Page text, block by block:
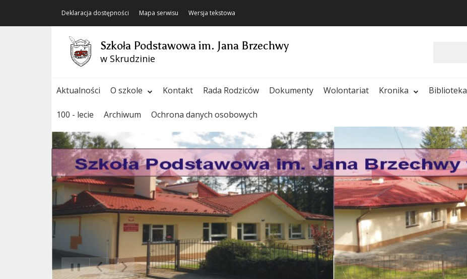
Deklaracja dostępności Mapa serwisu Wersja tekstowa
Szkoła Podstawowa im. Jana Brzechwy
w Skrudzinie
Aktualności O szkole Kontakt Rada Rodziców Dokumenty Wolontariat Kronika Biblioteka
100 - lecie Archiwum Ochrona danych osobowych
Poprzedni Element
Następny Element
❚❚